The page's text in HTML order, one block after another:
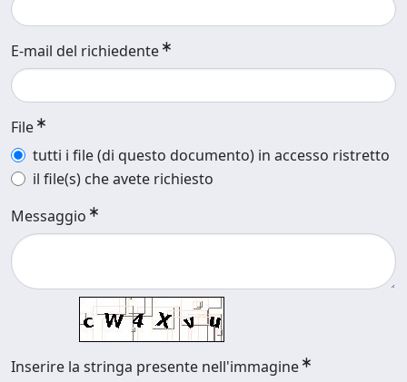
E-mail del richiedente
File
tutti i file (di questo documento) in accesso ristretto
il file(s) che avete richiesto
Messaggio
Inserire la stringa presente nell'immagine